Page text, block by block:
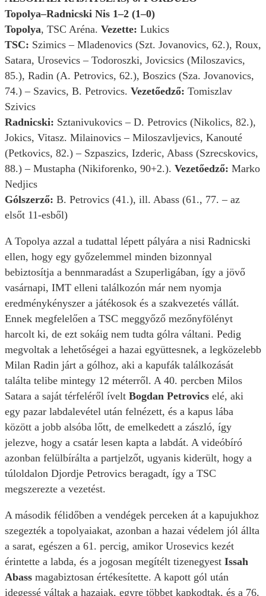
Topolya–Radnicski Nis 1–2 (1–0)
Topolya, TSC Aréna. Vezette: Lukics
TSC: Szimics – Mladenovics (Szt. Jovanovics, 62.), Roux,
Satara, Urosevics – Todoroszki, Jovicsics (Miloszavics,
85.), Radin (A. Petrovics, 62.), Boszics (Sza. Jovanovics,
74.) – Szavics, B. Petrovics. Vezetőedző: Tomiszlav
Szivics
Radnicski: Sztanivukovics – D. Petrovics (Nikolics, 82.),
Jokics, Vitasz. Milainovics – Miloszavljevics, Kanouté
(Petkovics, 82.) – Szpaszics, Izderic, Abass (Szrecskovics,
88.) – Mustapha (Nikiforenko, 90+2.). Vezetőedző: Marko
Nedjics
Gólszerző: B. Petrovics (41.), ill. Abass (61., 77. – az
elsőt 11-esből)
A Topolya azzal a tudattal lépett pályára a nisi Radnicski
ellen, hogy egy győzelemmel minden bizonnyal
bebiztosítja a bennmaradást a Szuperligában, így a jövő
vasárnapi, IMT elleni találkozón már nem nyomja
eredménykényszer a játékosok és a szakvezetés vállát.
Ennek megfelelően a TSC meggyőző mezőnyfölényt
harcolt ki, de ezt sokáig nem tudta gólra váltani. Pedig
megvoltak a lehetőségei a hazai együttesnek, a legközelebb
Milan Radin járt a gólhoz, aki a kapufák találkozását
találta telibe mintegy 12 méterről. A 40. percben Milos
Satara a saját térfeléről ívelt Bogdan Petrovics elé, aki
egy pazar labdalevétel után felnézett, és a kapus lába
között a jobb alsóba lőtt, de emelkedett a zászló, így
jelezve, hogy a csatár lesen kapta a labdát. A videóbíró
azonban felülbírálta a partjelzőt, ugyanis kiderült, hogy a
túloldalon Djordje Petrovics beragadt, így a TSC
megszerezte a vezetést.
A második félidőben a vendégek perceken át a kapujukhoz
szegezték a topolyaiakat, azonban a hazai védelem jól állta
a sarat, egészen a 61. percig, amikor Urosevics kezét
érintette a labda, és a jogosan megítélt tizenegyest Issah
Abass magabiztosan értékesítette. A kapott gól után
idegessé váltak a hazaiak, egyre többet kapkodtak, és a 76.